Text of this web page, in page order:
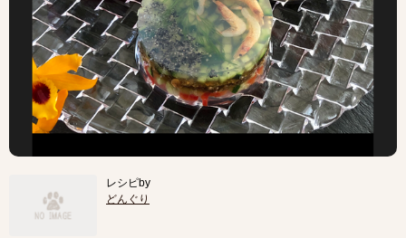
レシピby
どんぐり